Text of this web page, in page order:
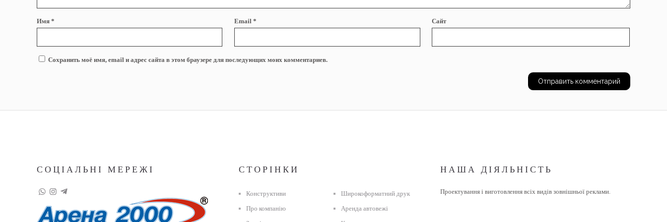
Имя* Email* Сайт
Сохранить моё имя, email и адрес сайта в этом браузере для последующих моих комментариев.
СОЦІАЛЬНІ МЕРЕЖІ СТОРІНКИ
Конструктиви
Про компанію
Широкоформатний друк
Аренда автовежі
НАША ДІЯЛЬНІСТЬ
Проектування і виготовлення всіх видів зовнішньої реклами.